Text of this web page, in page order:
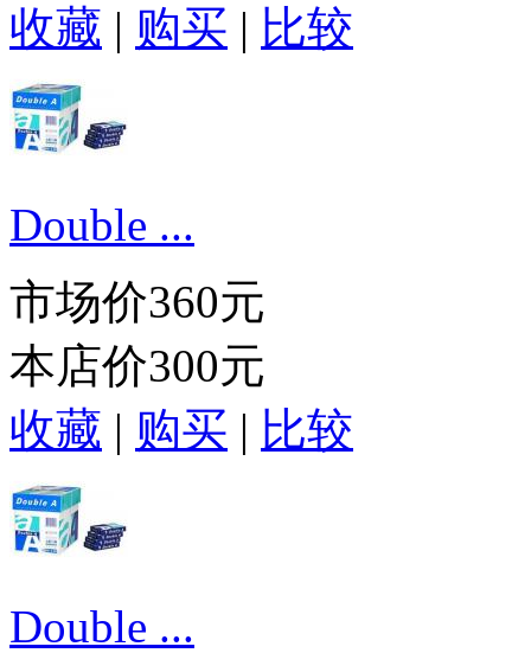
收藏 | 购买 | 比较
Double ...
市场价360元
本店价300元
收藏 | 购买 | 比较
Double ...